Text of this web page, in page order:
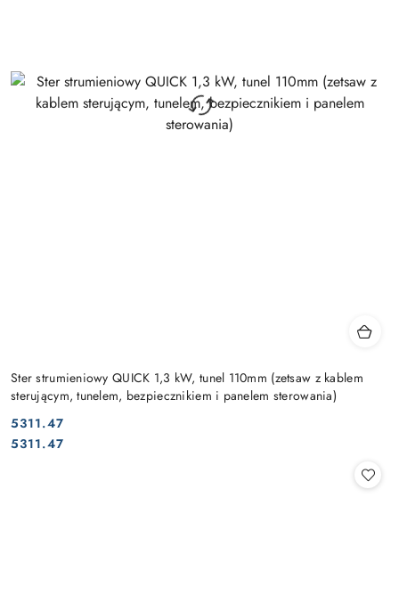
Ster strumieniowy QUICK 1,3 kW, tunel 110mm (zetsaw z kablem
sterującym, tunelem, bezpiecznikiem i panelem sterowania)
Cena:
5311.47
Cena:
5311.47